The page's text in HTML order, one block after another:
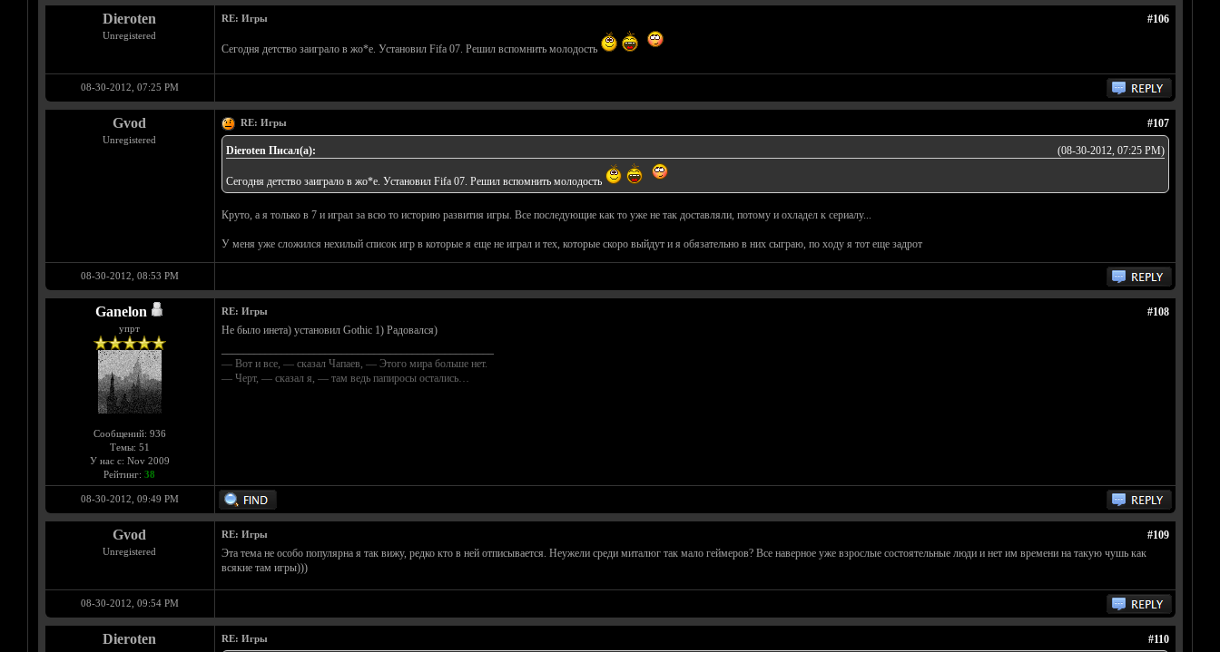
Dieroten
Unregistered
#106
RE: Игры
Сегодня детство заиграло в жо*е. Установил Fifa 07. Решил вспомнить молодость
08-30-2012, 07:25 PM
Gvod
Unregistered
#107
RE: Игры
(08-30-2012, 07:25 PM)
Dieroten Писал(а):
Сегодня детство заиграло в жо*е. Установил Fifa 07. Решил вспомнить молодость
Круто, а я только в 7 и играл за всю то историю развития игры. Все последующие как то уже не так доставляли, потому и охладел к сериалу...
У меня уже сложился нехилый список игр в которые я еще не играл и тех, которые скоро выйдут и я обязательно в них сыграю, по ходу я тот еще задрот
08-30-2012, 08:53 PM
Ganelon
упрт
Сообщений: 936
Темы: 51
У нас с: Nov 2009
Рейтинг: 38
#108
RE: Игры
Не было инета) установил Gothic 1) Радовался)
— Вот и все, — сказал Чапаев, — Этого мира больше нет.
— Черт, — сказал я, — там ведь папиросы остались…
08-30-2012, 09:49 PM
Gvod
Unregistered
#109
RE: Игры
Эта тема не особо популярна я так вижу, редко кто в ней отписывается. Неужели среди миталюг так мало геймеров? Все наверное уже взрослые состоятельные люди и нет им времени на такую чушь как
всякие там игры)))
08-30-2012, 09:54 PM
Dieroten #110
RE: Игры